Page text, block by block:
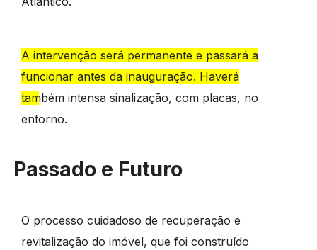
A intervenção será permanente e passará a
funcionar antes da inauguração. Haverá
também intensa sinalização, com placas, no
entorno.
Passado e Futuro
O processo cuidadoso de recuperação e
revitalização do imóvel, que foi construído